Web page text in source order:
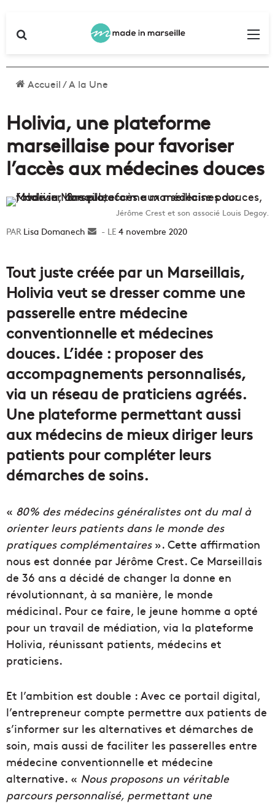
Accueil/A la Une
Holivia, une plateforme
marseillaise pour favoriser
l’accès aux médecines douces
Jérôme Crest et son associé Louis Degoy.
Lisa Domanech
Envoyer4 novembre 2020
Tout juste créée par un Marseillais,
Holivia veut se dresser comme une
passerelle entre médecine
conventionnelle et médecines
douces. L’idée : proposer des
accompagnements personnalisés,
via un réseau de praticiens agréés.
Une plateforme permettant aussi
aux médecins de mieux diriger leurs
patients pour compléter leurs
démarches de soins.
« 80% des médecins généralistes ont du mal à
orienter leurs patients dans le monde des
pratiques complémentaires». Cette affirmation
nous est donnée par Jérôme Crest. Ce Marseillais
de 36 ans a décidé de changer la donne en
révolutionnant, à sa manière, le monde
médicinal. Pour ce faire, le jeune homme a opté
pour un travail de médiation, via la plateforme
Holivia, réunissant patients, médecins et
praticiens.
Et l’ambition est double : Avec ce portail digital,
l’entrepreneur compte permettre aux patients de
s’informer sur les alternatives et démarches de
soin, mais aussi de faciliter les passerelles entre
médecine conventionnelle et médecine
alternative. « Nous proposons un véritable
parcours personnalisé, permettant une